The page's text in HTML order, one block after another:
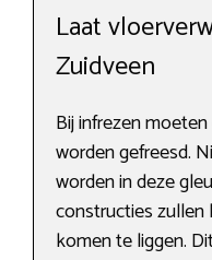
Laat
Zuidveen
Bij infrezen
worden gefreesd.
worden in deze
constructies
komen te liggen.